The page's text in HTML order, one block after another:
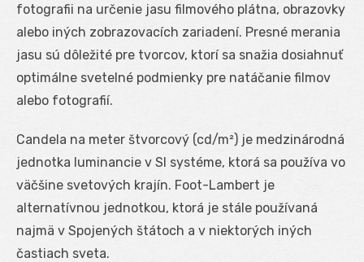
fotografii na určenie jasu filmového plátna, obrazovky
alebo iných zobrazovacích zariadení. Presné merania
jasu sú dôležité pre tvorcov, ktorí sa snažia dosiahnuť
optimálne svetelné podmienky pre natáčanie filmov
alebo fotografií.
Candela na meter štvorcový (cd/m²) je medzinárodná
jednotka luminancie v SI systéme, ktorá sa používa vo
väčšine svetových krajín. Foot-Lambert je
alternatívnou jednotkou, ktorá je stále používaná
najmä v Spojených štátoch a v niektorých iných
častiach sveta.